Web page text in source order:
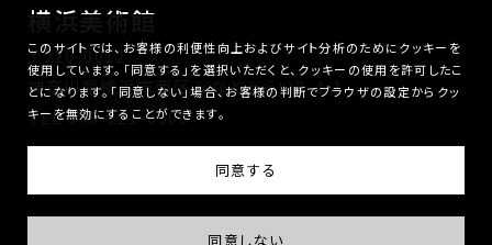
横浜美術館
〒220-0012
神奈川県横浜市西区みなとみらい3-4-1
TEL045-221-0300
© Yokohama Museum of Art. All Rights Reserved.
このサイトでは、お客様の利便性向上およびサイト分析のためにクッキーを
使用しています。「同意する」を選択いただくと、クッキーの使用を許可したこ
とになります。「同意しない」場合、お客様の判断でブラウザの設定からクッ
キーを無効にすることができます。
同意する
同意しない